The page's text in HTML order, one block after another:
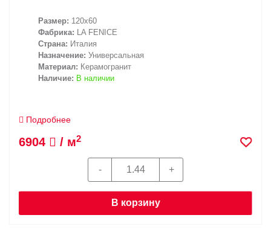
Размер: 120x60
Фабрика: LA FENICE
Страна: Италия
Назначение: Универсальная
Материал: Керамогранит
Наличие: В наличии
Подробнее
6904 / м2
В корзину